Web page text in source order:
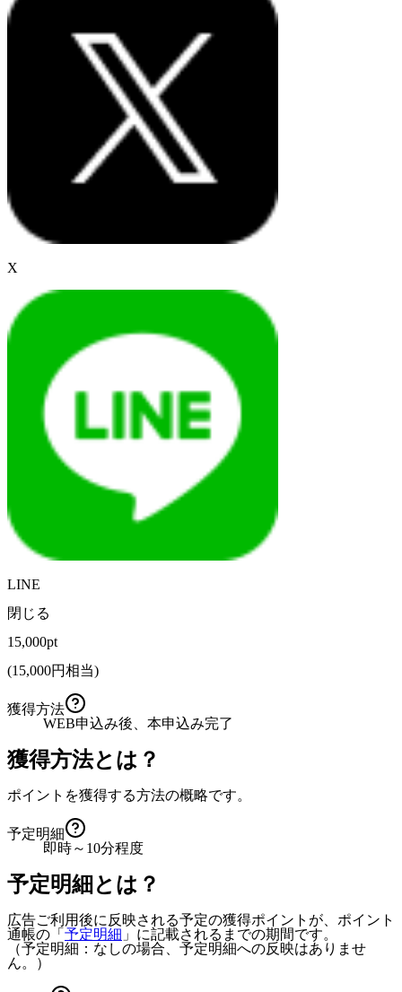
X
LINE
閉じる
15,000pt
(15,000円相当)
獲得方法
WEB申込み後、本申込み完了
獲得方法とは？
ポイントを獲得する方法の概略です。
予定明細
即時～10分程度
予定明細とは？
広告ご利用後に反映される予定の獲得ポイントが、ポイント
通帳の「 予定明細 」に記載されるまでの期間です。
（予定明細：なしの場合、予定明細への反映はありませ
ん。）